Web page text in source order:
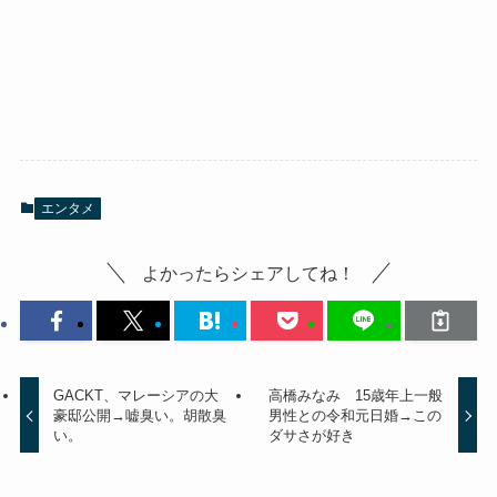
エンタメ
よかったらシェアしてね！
GACKT、マレーシアの大
豪邸公開→嘘臭い。胡散臭
い。
高橋みなみ 15歳年上一般
男性との令和元日婚→この
ダサさが好き